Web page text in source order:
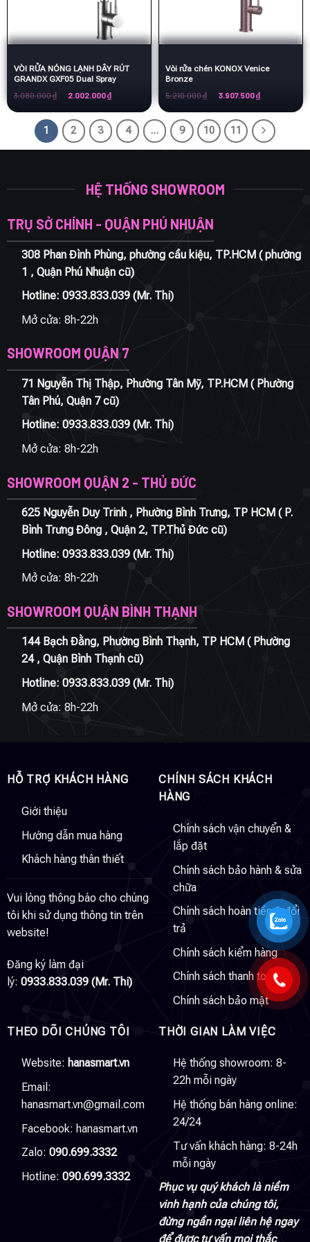
VÒI RỬA NÓNG LẠNH DÂY RÚT
GRANDX GXF05 Dual Spray
3.080.000₫
Giá
là:
3.080.000 ₫.
2.002.000₫Giá
hiện
tại
2.002.000 ₫.
Vòi rửa chén KONOX Venice
Bronze
5.210.000₫
Giá
là:
5.210.000 ₫.
3.907.500₫Giá
hiện
tại
là:
3.907.500 ₫.
1 2 3 4 … 9 10 11
HỆ THỐNG SHOWROOM
TRỤ SỞ CHÍNH - QUẬN PHÚ NHUẬN
308 Phan Đình Phùng, phường cầu kiệu, TP.HCM ( phường
1 , Quận Phú Nhuận cũ)
Hotline: 0933.833.039(Mr. Thi)
Mở cửa: 8h-22h
SHOWROOM QUẬN 7
71 Nguyễn Thị Thập, Phường Tân Mỹ, TP.HCM ( Phường
Tân Phú, Quận 7 cũ)
Hotline: 0933.833.039(Mr. Thi)
Mở cửa: 8h-22h
SHOWROOM QUẬN 2 - THỦ ĐỨC
625 Nguyễn Duy Trinh , Phường Bình Trưng, TP HCM ( P.
Bình Trưng Đông , Quận 2, TP.Thủ Đức cũ)
Hotline: 0933.833.039(Mr. Thi)
Mở cửa: 8h-22h
SHOWROOM QUẬN BÌNH THẠNH
144 Bạch Đằng, Phường Bình Thạnh, TP HCM ( Phường
24 , Quận Bình Thạnh cũ)
Hotline: 0933.833.039(Mr. Thi)
Mở cửa: 8h-22h
HỖ TRỢ KHÁCH HÀNG
Giới thiệu
Hướng dẫn mua hàng
Khách hàng thân thiết
Vui lòng thông báo cho chúng
tôi khi sử dụng thông tin trên
website!
Đăng ký làm đại
lý: 0933.833.039 (Mr. Thi)
CHÍNH SÁCH KHÁCH
HÀNG
Chính sách vận chuyển &
lắp đặt
Chính sách bảo hành & sửa
chữa
Chính sách hoàn tiền & đổi
trả
Chính sách kiểm hàng
Chính sách thanh toán
Chính sách bảo mật
THEO DÕI CHÚNG TÔI
Website: hanasmart.vn
Email:
hanasmart.vn@gmail.com
Facebook: hanasmart.vn
Zalo: 090.699.3332
Hotline: 090.699.3332
THỜI GIAN LÀM VIỆC
Hệ thống showroom: 8-
22h mỗi ngày
Hệ thống bán hàng online:
24/24
Tư vấn khách hàng: 8-24h
mỗi ngày
Phục vụ quý khách là niềm
vinh hạnh của chúng tôi,
đừng ngần ngại liên hệ ngay
để được tư vấn mọi thắc